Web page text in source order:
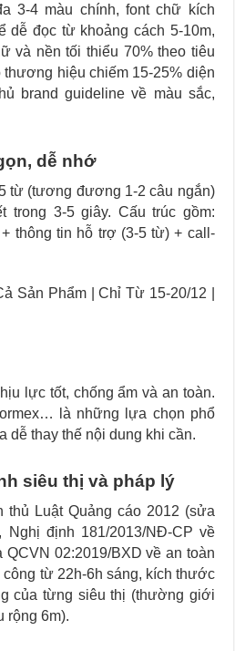
3-4 màu chính, font chữ kích
dễ đọc từ khoảng cách 5-10m,
và nền tối thiểu 70% theo tiêu
thương hiệu chiếm 15-25% diện
brand guideline về màu sắc,
dễ nhớ
từ (tương đương 1-2 câu ngắn)
trong 3-5 giây. Cấu trúc gồm:
thông tin hỗ trợ (3-5 từ) + call-
Sản Phẩm | Chỉ Từ 15-20/12 |
lực tốt, chống ẩm và an toàn.
là những lựa chọn phổ
dễ thay thế nội dung khi cần.
siêu thị và pháp lý
thủ Luật Quảng cáo 2012 (sửa
Nghị định 181/2013/NĐ-CP về
02:2019/BXD về an toàn
từ 22h-6h sáng, kích thước
của từng siêu thị (thường giới
rộng 6m).